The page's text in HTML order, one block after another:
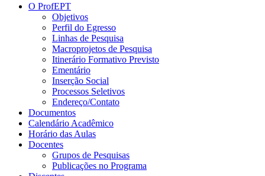
O ProfEPT
Objetivos
Perfil do Egresso
Linhas de Pesquisa
Macroprojetos de Pesquisa
Itinerário Formativo Previsto
Ementário
Inserção Social
Processos Seletivos
Endereço/Contato
Documentos
Calendário Acadêmico
Horário das Aulas
Docentes
Grupos de Pesquisas
Publicações no Programa